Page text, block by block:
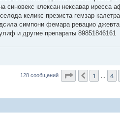
синовекс клексан нексавар иресса
келикс презиста гемзар
симпони фемара ревацио
и другие препараты 89851846161
128 сообщений Страница
Пред.
1 4